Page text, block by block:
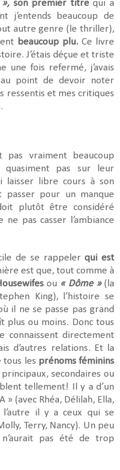
son premier titrequi a
j’entends beaucoup de
autre genre (le thriller),
beaucoup plu. Ce livre
J’étais déçue et triste
une fois refermé, j’avais
point de devoir noter
ressentis et mes critiques
pas vraiment beaucoup
pas sur leur
laisser libre cours à son
passer pour un manque
plutôt être considéré
pas casser l’ambiance
de se rappelerqui est
est que, tout comme à
ou « Dôme »(la
King), l’histoire se
il ne se passe pas grand
plus ou moins. Donc tous
connaissent directement
d’autres relations. Et la
tous les prénoms féminins
secondaires ou
tellement! Il y a d’un
(avec Rhéa, Délilah, Ella,
l’autre il y a ceux qui se
Terry, Nancy). Un peu
pas été de trop